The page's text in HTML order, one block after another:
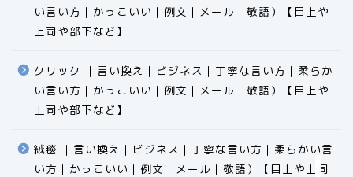
い言い方｜かっこいい｜例文｜メール｜敬語）【目上や
上司や部下など】​​​​​​​​​​​​​​​​
クリック ｜言い換え｜ビジネス｜丁寧な言い方｜柔らか
い言い方｜かっこいい｜例文｜メール｜敬語）【目上や
上司や部下など】​​​​​​​​​​​​​​​​
絨毯 ｜言い換え｜ビジネス｜丁寧な言い方｜柔らかい言
い方｜かっこいい｜例文｜メール｜敬語）【目上や上司
食品
科学
ビジネス用語